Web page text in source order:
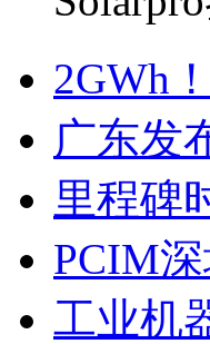
2GWh
广东发
里程碑
PCIM
工业机